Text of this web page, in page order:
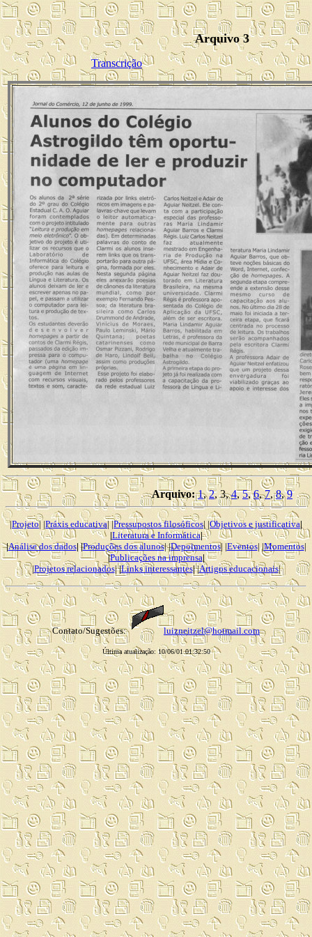
Arquivo 3
Transcrição
Arquivo: 1,2, 3,4,5,6,7,8,9
|Projeto| |Práxis educativa| |Pressupostos filosóficos| |Objetivos e justificativa|
|Literatura e Informática|
|Análise dos dados| |Produções dos alunos| |Depoimentos| |Eventos| |Momentos|
|Publicações na imprensa|
|Projetos relacionados||Links interessantes||Artigos educacionais|
Contato/Sugestões: luizneitzel@hotmail.com
Última atualização: 10/06/01 01:32:50